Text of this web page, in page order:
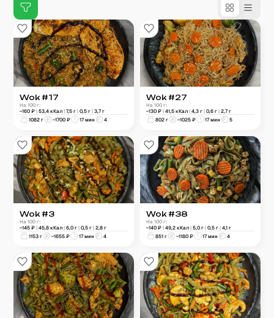
Wok #17
На 100 г:
~160 ₽| 53,4 кКал| 7,5 г| 0,5 г| 3,7г
1082 г ~1700 ₽ 17 мин 4
Wok #27
На 100 г:
~130 ₽ | 41,5 кКал | 4,3 г | 0,6 г | 2,7г
802 г ~1025 ₽ 17 мин 5
Wok #3
На 100 г:
~145 ₽| 45,8 кКал| 6,0 г| 0,5 г| 2,8 г
1153 г ~1655 ₽ 17 мин 4
Wok #38
На 100 г:
~140 ₽ | 49,2 кКал | 5,0 г | 0,5 г | 4,1 г
851 г ~1180 ₽ 17 мин 4